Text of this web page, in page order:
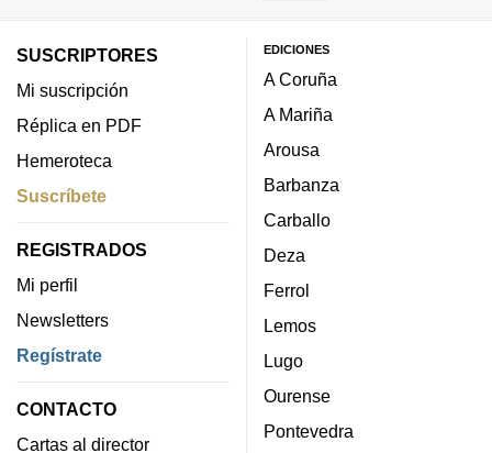
SUSCRIPTORES
Mi suscripción
Réplica en PDF
Hemeroteca
Suscríbete
REGISTRADOS
Mi perfil
Newsletters
Regístrate
CONTACTO
Cartas al director
EDICIONES
A Coruña
A Mariña
Arousa
Barbanza
Carballo
Deza
Ferrol
Lemos
Lugo
Ourense
Pontevedra